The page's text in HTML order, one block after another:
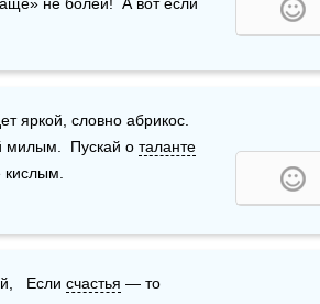
яркой, словно абрикос.
милым.  Пускай о таланте
Если
счастья — то